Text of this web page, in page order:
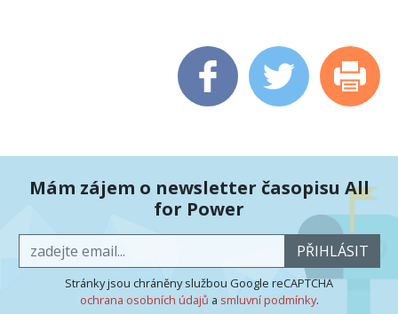
Mám zájem o newsletter časopisu All
for Power
PŘIHLÁSIT
Stránky jsou chráněny službou Google reCAPTCHA
ochrana osobních údajů a smluvní podmínky.